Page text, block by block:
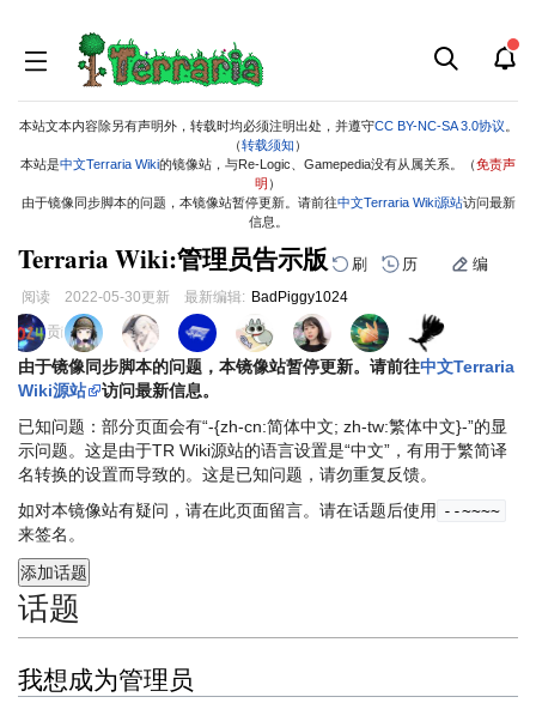
本站文本内容除另有声明外，转载时均必须注明出处，并遵守CC BY-NC-SA 3.0协议
（转载须知 ）
本站是中文Terraria Wiki的镜像站，与Re-Logic、Gamepedia没有从属关系。（免责声
明 ）
由于镜像同步脚本的问题，本镜像站暂停更新。请前往中文Terraria Wiki源站访问最新
信息。
Terraria Wiki:管理员告示版 刷 历 编
阅读 2022-05-30更新 最新编辑: BadPiggy1024
跳
到
导
航
跳
到
搜
索
页面贡献者 :
由于镜像同步脚本的问题，本镜像站暂停更新。请前往中文Terraria
Wiki源站
访问最新信息。
已知问题：部分页面会有“-{zh-cn:简体中文; zh-tw:繁体中文}-”的显
示问题。这是由于TR Wiki源站的语言设置是“中文”，有用于繁简译
名转换的设置而导致的。这是已知问题，请勿重复反馈。
如对本镜像站有疑问，请在此页面留言。请在话题后使用 --~~~~
来签名。
话题
我想成为管理员